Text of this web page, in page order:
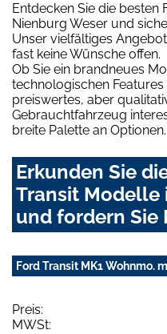
Entdecken Sie die besten
Nienburg Weser und
Unser vielfältiges
fast keine Wünsche offen.
Ob Sie ein brandneues
technologischen
preiswertes, aber
Gebrauchtfahrzeug
breite Palette an Optionen.
Erkunden Sie
Transit Modelle
und fordern Sie
Ford Transit MK1 Wohnmo.
Preis:
MWSt: